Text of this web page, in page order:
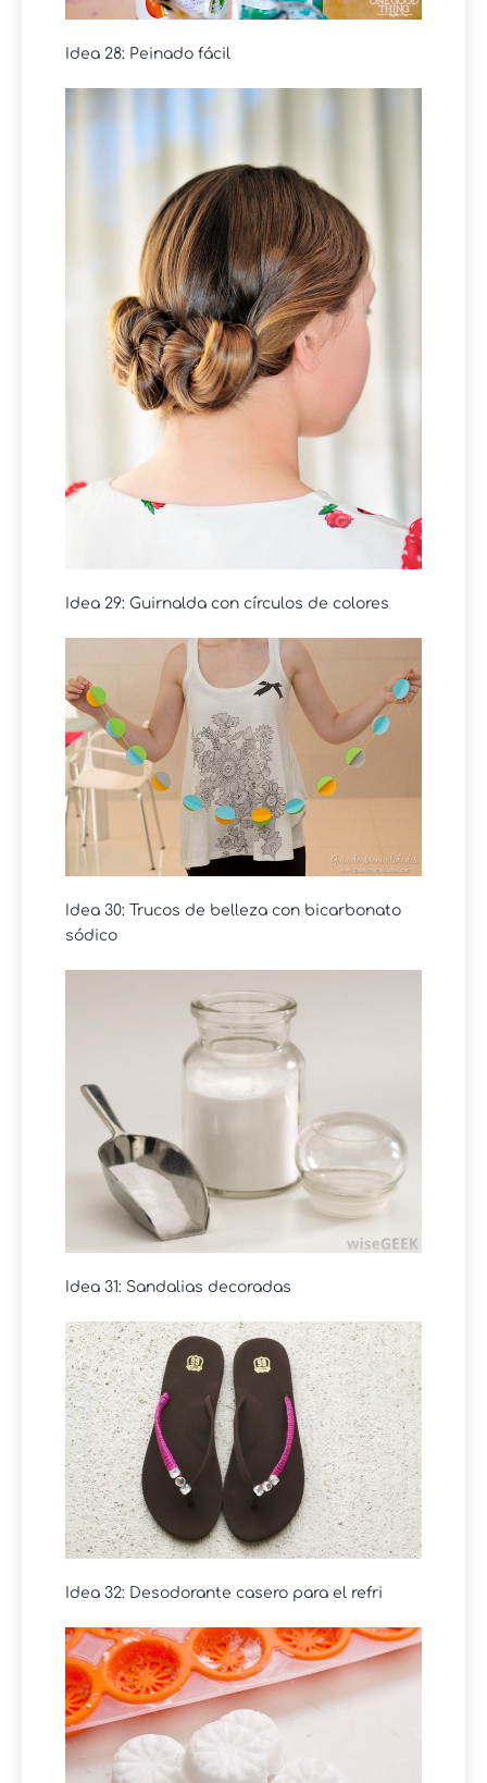
Idea 28: Peinado fácil
Idea 29: Guirnalda con círculos de colores
Idea 30: Trucos de belleza con bicarbonato
sódico
Idea 31: Sandalias decoradas
Idea 32: Desodorante casero para el refri